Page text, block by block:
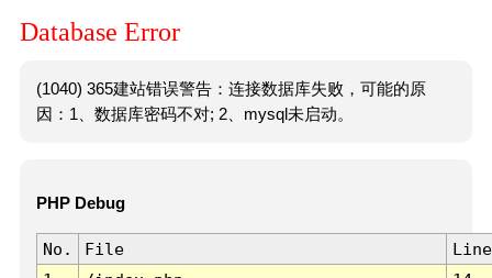
Database Error
(1040) 365建站错误警告：连接数据库失败，可能的原
因：1、数据库密码不对; 2、mysql未启动。
PHP Debug
No. File
Line